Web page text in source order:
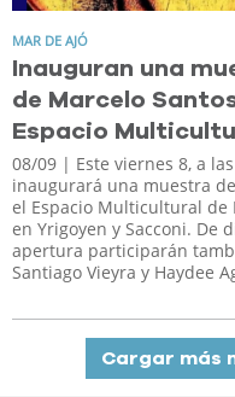
MAR DE AJÓ
Inauguran una
de Marcelo Santos
Espacio
08/09 | Este viernes 8, a
inaugurará una muestra
el Espacio Multicultural de
en Yrigoyen y Sacconi. De
apertura participarán
Santiago Vieyra y Haydee
Cargar más